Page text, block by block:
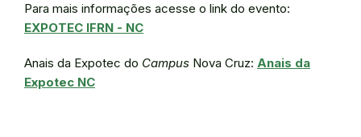
Para mais informações acesse o link do evento:
EXPOTEC IFRN - NC
Anais da Expotec do Campus Nova Cruz: Anais da
Expotec NC